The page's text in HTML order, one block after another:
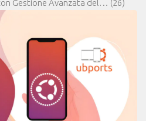
Gestione Avanzata del… (26)